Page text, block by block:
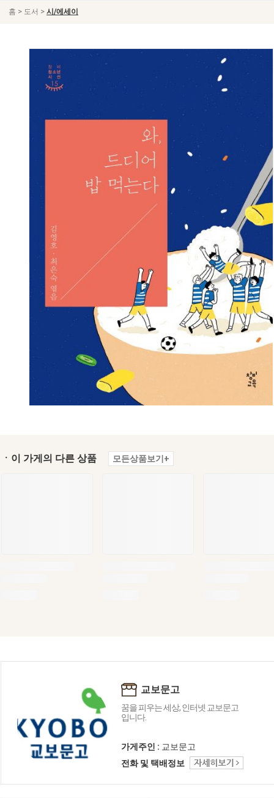
홈 > 도서 > 시/에세이
ㆍ이 가게의 다른 상품 모든상품보기+
교보문고
꿈을 피우는 세상, 인터넷 교보문고
입니다.
가게주인 : 교보문고
전화 및 택배정보